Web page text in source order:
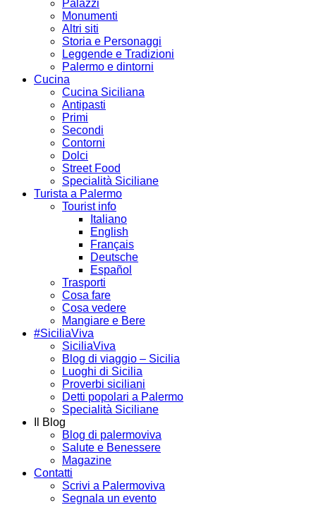
Palazzi
Monumenti
Altri siti
Storia e Personaggi
Leggende e Tradizioni
Palermo e dintorni
Cucina
Cucina Siciliana
Antipasti
Primi
Secondi
Contorni
Dolci
Street Food
Specialità Siciliane
Turista a Palermo
Tourist info
Italiano
English
Français
Deutsche
Español
Trasporti
Cosa fare
Cosa vedere
Mangiare e Bere
#SiciliaViva
SiciliaViva
Blog di viaggio – Sicilia
Luoghi di Sicilia
Proverbi siciliani
Detti popolari a Palermo
Specialità Siciliane
Il Blog
Blog di palermoviva
Salute e Benessere
Magazine
Contatti
Scrivi a Palermoviva
Segnala un evento